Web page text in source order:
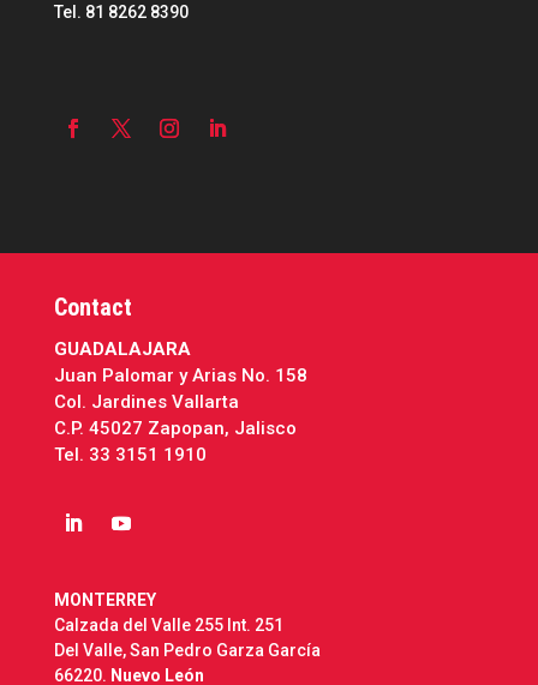
Tel. 81 8262 8390
Contact
GUADALAJARA
Juan Palomar y Arias No. 158
Col. Jardines Vallarta
C.P. 45027 Zapopan, Jalisco
Tel. 33 3151 1910
MONTERREY
Calzada del Valle 255 Int. 251
Del Valle, San Pedro Garza García
66220. Nuevo León